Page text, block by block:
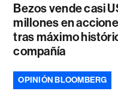
Bezos vende casi
millones en
tras máximo
compañía
OPINIÓN BLOOMBERG